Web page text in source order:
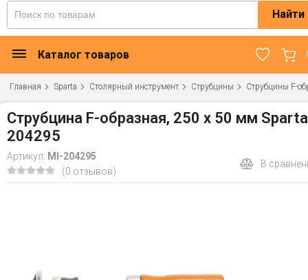
Найти
Каталог товаров
Главная Sparta Столярный инструмент Струбцины Струбцины F-
Струбцина F-образная, 250 х 50 мм Sparta
204295
Артикул: MI-204295
(0 отзывов)
В